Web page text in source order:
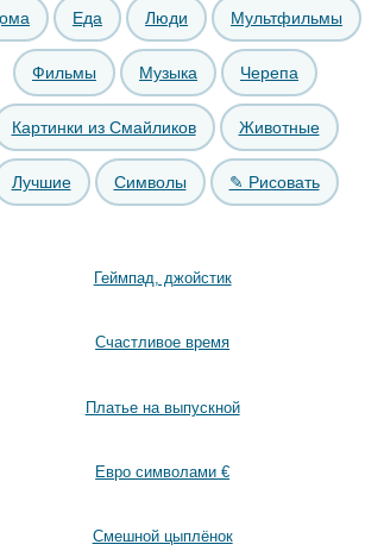
Еда Люди Мультфильмы
Фильмы Музыка Черепа
Картинки из Смайликов Животные
Лучшие Символы ✎ Рисовать
Геймпад, джойстик
Счастливое время
Платье на выпускной
Евро символами €
Смешной цыплёнок